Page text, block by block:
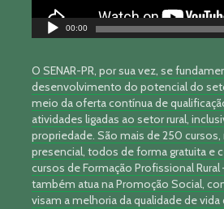
00:00
O SENAR-PR, por sua vez, se
desenvolvimento do potencial do
meio da oferta contínua de
atividades ligadas ao setor rural,
propriedade. São mais de 250
presencial, todos de forma gratuita e
cursos de Formação Profissional Rural
também atua na Promoção Social,
visam a melhoria da qualidade de vida